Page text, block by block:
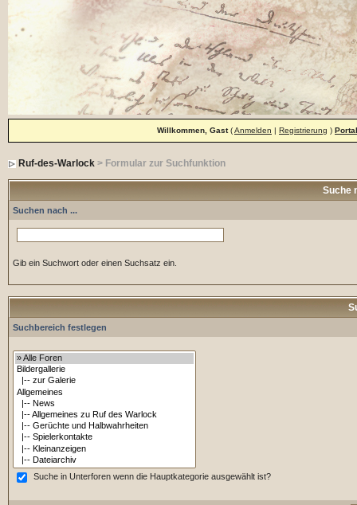
Willkommen, Gast(Anmelden | Registrierung ) Portal
Ruf-des-Warlock> Formular zur Suchfunktion
Suche
Suchen nach ...
Gib ein Suchwort oder einen Suchsatz ein.
Suchbereich festlegen
Suche in Unterforen wenn die Hauptkategorie ausgewählt ist?